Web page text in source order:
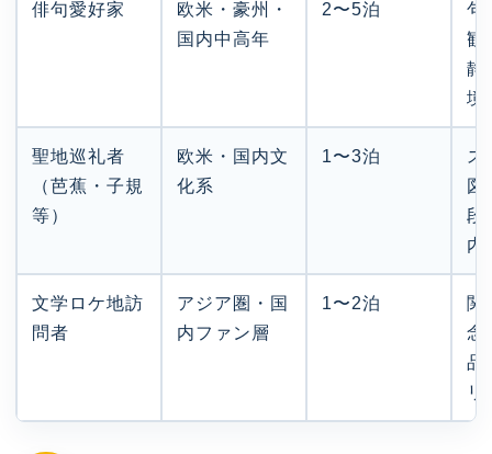
俳句愛好家
欧米・豪州・
国内中高年
2〜5泊
句
観
静
境
聖地巡礼者
（芭蕉・子規
等）
欧米・国内文
化系
1〜3泊
ス
図
段
内
文学ロケ地訪
問者
アジア圏・国
内ファン層
1〜2泊
関
念
品
リ